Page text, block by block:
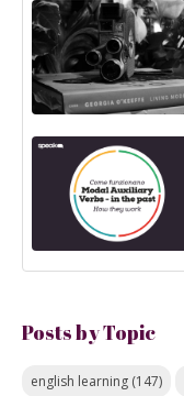
Posts by Topic
english learning (147)